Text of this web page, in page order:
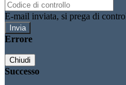
E-mail inviata, si prega di
Errore
Chiudi
Successo